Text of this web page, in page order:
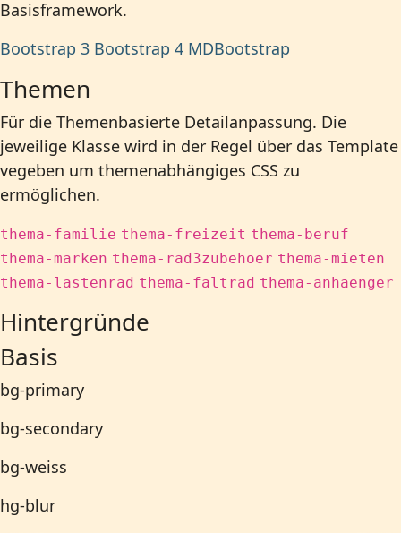
Basisframework.
Bootstrap 3 Bootstrap 4 MDBootstrap
Themen
Für die Themenbasierte Detailanpassung. Die
jeweilige Klasse wird in der Regel über das Template
vegeben um themenabhängiges CSS zu
ermöglichen.
thema-familie thema-freizeit thema-beruf
thema-marken thema-rad3zubehoer thema-mieten
thema-lastenrad thema-faltrad thema-anhaenger
Hintergründe
Basis
bg-primary
bg-secondary
bg-weiss
hg-blur